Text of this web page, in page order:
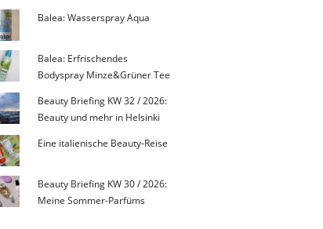
Balea: Wasserspray Aqua
Balea: Erfrischendes
Bodyspray Minze&Grüner Tee
Beauty Briefing KW 32 / 2026:
Beauty und mehr in Helsinki
Eine italienische Beauty-Reise
Beauty Briefing KW 30 / 2026:
Meine Sommer-Parfüms